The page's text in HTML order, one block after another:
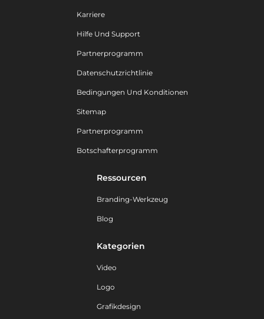
Karriere
Hilfe Und Support
Partnerprogramm
Datenschutzrichtlinie
Bedingungen Und Konditionen
Sitemap
Partnerprogramm
Botschafterprogramm
Ressourcen
Branding-Werkzeug
Blog
Kategorien
Video
Logo
Grafikdesign